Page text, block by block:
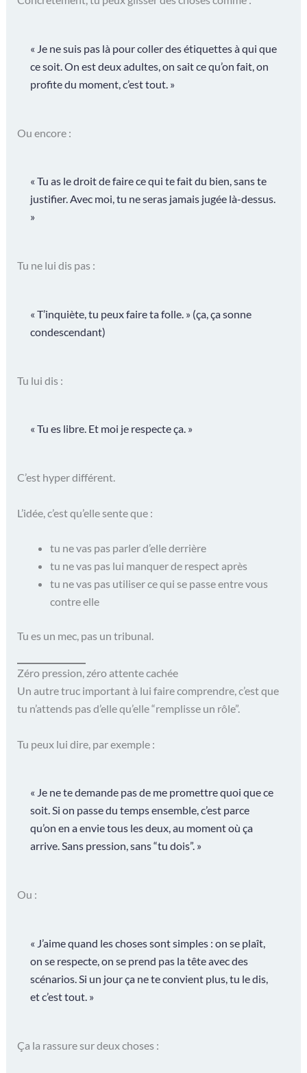
« Je ne suis pas là pour coller des étiquettes à qui que
ce soit. On est deux adultes, on sait ce qu’on fait, on
profite du moment, c’est tout. »
Ou encore :
« Tu as le droit de faire ce qui te fait du bien, sans te
justifier. Avec moi, tu ne seras jamais jugée là-dessus.
»
Tu ne lui dis pas :
« T’inquiète, tu peux faire ta folle. » (ça, ça sonne
condescendant)
Tu lui dis :
« Tu es libre. Et moi je respecte ça. »
C’est hyper différent.
L’idée, c’est qu’elle sente que :
tu ne vas pas parler d’elle derrière
tu ne vas pas lui manquer de respect après
tu ne vas pas utiliser ce qui se passe entre vous
contre elle
Tu es un mec, pas un tribunal.
Zéro pression, zéro attente cachée
Un autre truc important à lui faire comprendre, c’est que
tu n’attends pas d’elle qu’elle “remplisse un rôle”.
Tu peux lui dire, par exemple :
« Je ne te demande pas de me promettre quoi que ce
soit. Si on passe du temps ensemble, c’est parce
qu’on en a envie tous les deux, au moment où ça
arrive. Sans pression, sans “tu dois”. »
Ou :
« J’aime quand les choses sont simples : on se plaît,
on se respecte, on se prend pas la tête avec des
scénarios. Si un jour ça ne te convient plus, tu le dis,
et c’est tout. »
Ça la rassure sur deux choses :